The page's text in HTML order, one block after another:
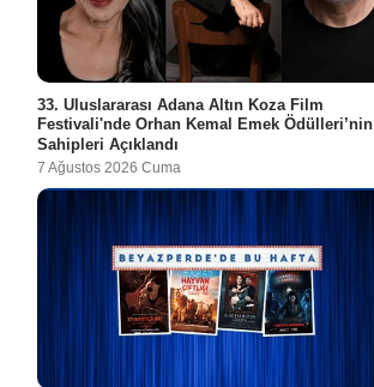
33. Uluslararası Adana Altın Koza Film
Festivali'nde Orhan Kemal Emek Ödülleri’nin
Sahipleri Açıklandı
7 Ağustos 2026 Cuma